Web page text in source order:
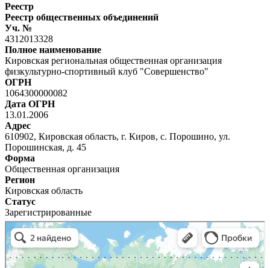
Реестр
Реестр общественных объединений
Уч. №
4312013328
Полное наименование
Кировская региональная общественная организация
физкультурно-спортивный клуб "Совершенство"
ОГРН
1064300000082
Дата ОГРН
13.01.2006
Адрес
610902, Кировская область, г. Киров, с. Порошино, ул.
Порошинская, д. 45
Форма
Общественная организация
Регион
Кировская область
Статус
Зарегистрированные